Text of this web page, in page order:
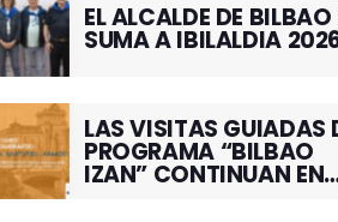
EL ALCALDE DE BILBAO
SUMA A IBILALDIA
LAS VISITAS GUIADAS
PROGRAMA “BILBAO
IZAN” CONTINUAN EN